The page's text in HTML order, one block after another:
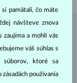
pamätali, čo máte
návšteve znova
zaujíma a mohli vás
váš súhlas s
súborov, ktoré sa
používania